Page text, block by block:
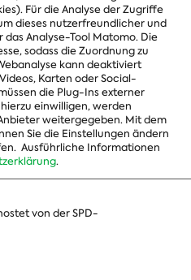
Vorstand
Arbeitsgruppen
Ausschussvorsitzende
Beauftragte
Landesgruppen
Organisation
Presse
Für die Analyse der Zugriffe
dieses nutzerfreundlicher und
Analyse-Tool Matomo. Die
sodass die Zuordnung zu
kann deaktiviert
Karten oder Social-
die Plug-Ins externer
einwilligen, werden
weitergegeben. Mit dem
Sie die Einstellungen ändern
Ausführliche Informationen
.
von der SPD-